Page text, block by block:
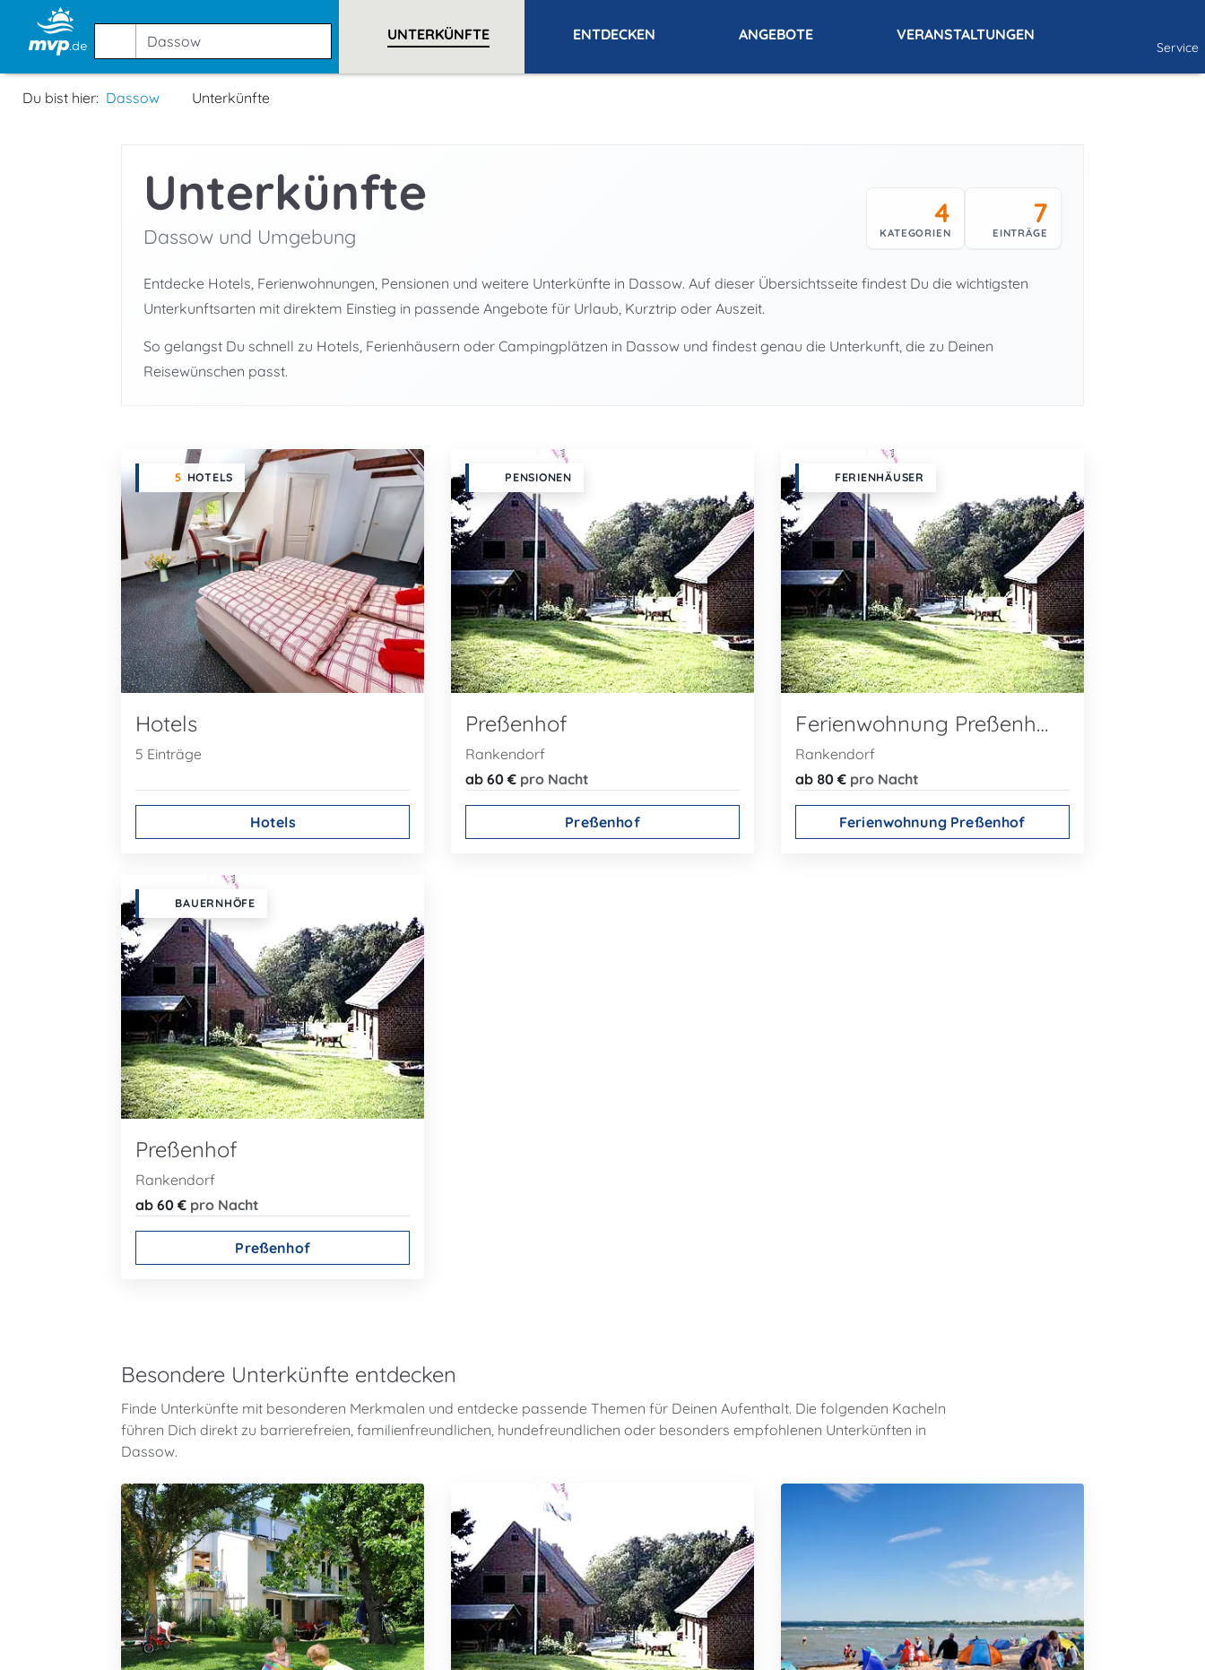
UNTERKÜNFTE ENTDECKEN ANGEBOTE VERANSTALTUNGEN
Service
Du bist hier: Dassow Unterkünfte
Unterkünfte
Dassow und Umgebung
4
KATEGORIEN
7
EINTRÄGE
Entdecke Hotels, Ferienwohnungen, Pensionen und weitere Unterkünfte in Dassow. Auf dieser Übersichtsseite findest Du die wichtigsten
Unterkunftsarten mit direktem Einstieg in passende Angebote für Urlaub, Kurztrip oder Auszeit.
So gelangst Du schnell zu Hotels, Ferienhäusern oder Campingplätzen in Dassow und findest genau die Unterkunft, die zu Deinen
Reisewünschen passt.
5 HOTELS
Hotels
5 Einträge
Hotels
PENSIONEN
Preßenhof
Rankendorf
ab 60 € pro Nacht
Preßenhof
FERIENHÄUSER
Ferienwohnung Preßenhof
Rankendorf
ab 80 € pro Nacht
Ferienwohnung Preßenhof
BAUERNHÖFE
Preßenhof
Rankendorf
ab 60 € pro Nacht
Preßenhof
Besondere Unterkünfte entdecken
Finde Unterkünfte mit besonderen Merkmalen und entdecke passende Themen für Deinen Aufenthalt. Die folgenden Kacheln
führen Dich direkt zu barrierefreien, familienfreundlichen, hundefreundlichen oder besonders empfohlenen Unterkünften in
Dassow.